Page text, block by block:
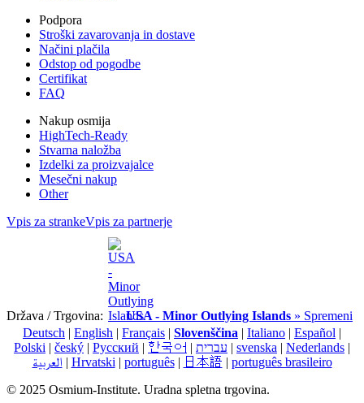
Podpora
Stroški zavarovanja in dostave
Načini plačila
Odstop od pogodbe
Certifikat
FAQ
Nakup osmija
HighTech-Ready
Stvarna naložba
Izdelki za proizvajalce
Mesečni nakup
Other
Vpis za strankeVpis za partnerje
Država / Trgovina: USA - Minor Outlying Islands » Spremeni
Deutsch | English | Français | Slovenščina | Italiano | Español |
Polski | český | Pусский | 한국어 | עברית | svenska | Nederlands |
العربية | Hrvatski | português| 日本語 | português brasileiro
© 2025 Osmium-Institute. Uradna spletna trgovina.